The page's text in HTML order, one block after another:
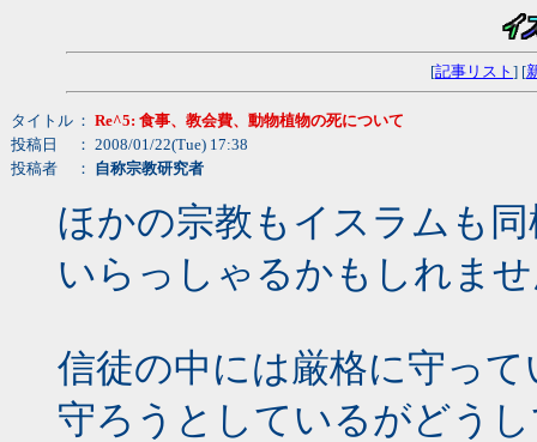
[記事リスト ] [
タイトル ： Re^5: 食事、教会費、動物植物の死について
投稿日
： 2008/01/22(Tue) 17:38
投稿者
： 自称宗教研究者
ほかの宗教もイスラムも
いらっしゃるかもしれま
信徒の中には厳格に守っ
守ろうとしているがどう